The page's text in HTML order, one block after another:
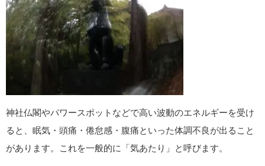
神社仏閣やパワースポットなどで高い波動のエネルギーを受け
ると、眠気・頭痛・倦怠感・腹痛といった体調不良が出ること
があります。これを一般的に「気あたり」と呼びます。